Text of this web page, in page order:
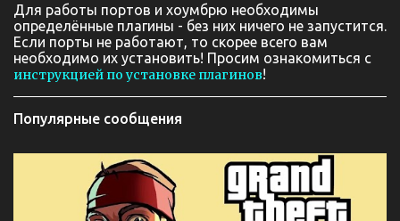
Для работы портов и хоумбрю необходимы
определённые плагины - без них ничего не запустится.
Если порты не работают, то скорее всего вам
необходимо их установить! Просим ознакомиться с
инструкцией по установке плагинов!
Популярные сообщения